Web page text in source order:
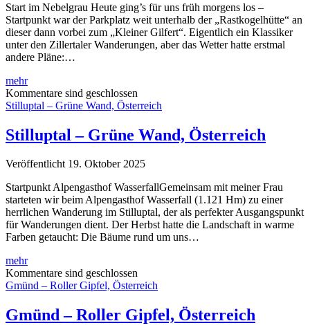
Start im Nebelgrau Heute ging’s für uns früh morgens los –
Startpunkt war der Parkplatz weit unterhalb der „Rastkogelhütte“ an
dieser dann vorbei zum „Kleiner Gilfert“. Eigentlich ein Klassiker
unter den Zillertaler Wanderungen, aber das Wetter hatte erstmal
andere Pläne:…
mehrRastkogelhütte
–
Kleiner
Österreich
Kommentare sind geschlossen
Stilluptal – Grüne Wand, Österreich
Stilluptal – Grüne Wand, Österreich
Veröffentlicht 19. Oktober 2025
Startpunkt Alpengasthof WasserfallGemeinsam mit meiner Frau
starteten wir beim Alpengasthof Wasserfall (1.121 Hm) zu einer
herrlichen Wanderung im Stilluptal, der als perfekter Ausgangspunkt
für Wanderungen dient. Der Herbst hatte die Landschaft in warme
Farben getaucht: Die Bäume rund um uns…
mehrStilluptal
–
Grüne
Österreich
Kommentare sind geschlossen
Gmünd – Roller Gipfel, Österreich
Gmünd – Roller Gipfel, Österreich